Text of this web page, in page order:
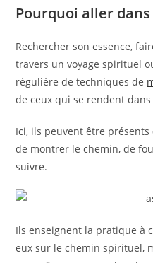
Pourquoi aller
Rechercher son essence,
travers un voyage spirituel
régulière de techniques de
de ceux qui se rendent dans
Ici, ils peuvent être présents
de montrer le chemin, de
suivre.
Ils enseignent la pratique à
eux sur le chemin spirituel,